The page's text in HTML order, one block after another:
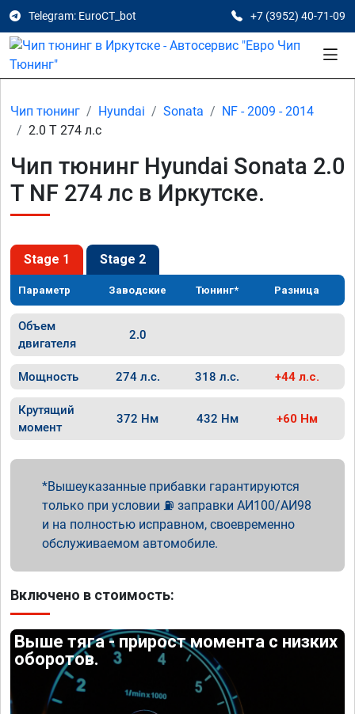
Telegram: EuroCT_bot +7 (3952) 40-71-09
Чип тюнинг Hyundai Sonata
NF - 2009 - 2014
2.0 T 274 л.с
Чип тюнинг Hyundai Sonata 2.0
T NF 274 лс в Иркутске.
Stage 1 Stage 2
Параметр Заводские Тюнинг* Разница
Объем
двигателя
2.0
Мощность 274 л.с. 318 л.с. +44 л.с.
Крутящий
момент
372 Нм 432 Нм +60 Нм
Вышеуказанные прибавки гарантируются
только при условии ⛽ заправки АИ100/АИ98
и на полностью исправном, своевременно
обслуживаемом автомобиле.
Включено в стоимость:
Выше тяга - прирост момента с низких
оборотов.